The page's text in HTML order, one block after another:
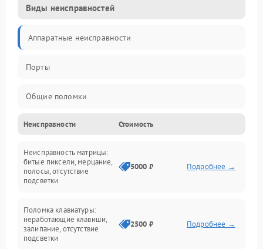
Виды неисправностей
Аппаратные неисправности
Порты
Общие поломки
Устройства
Программные ошибки
Электрические и системные сбои
Интерфейсные проблемы
Батарея
Неисправности Стоимость
Неисправность матрицы:
битые пиксели, мерцание,
полосы, отсутствие
подсветки
5000 ₽ Подробнее →
Поломка клавиатуры:
неработающие клавиши,
залипание, отсутствие
подсветки
2500 ₽ Подробнее →